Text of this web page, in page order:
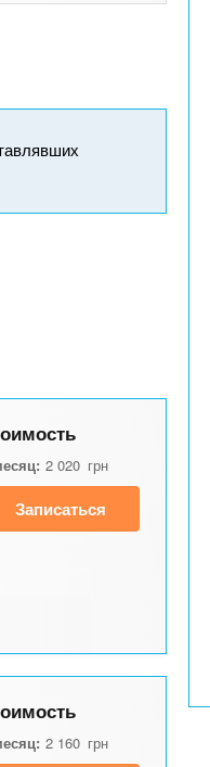
2 020 грн
Записаться
2 160 грн